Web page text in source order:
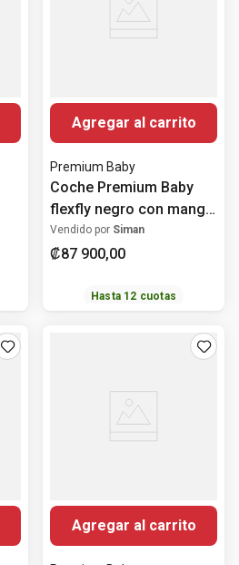
Agregar al carrito
Premium Baby
Coche Premium Baby
flexfly negro con mango
chocolate para bebé
Vendido por Siman
₡87 900,00
Hasta 12 cuotas
Agregar al carrito